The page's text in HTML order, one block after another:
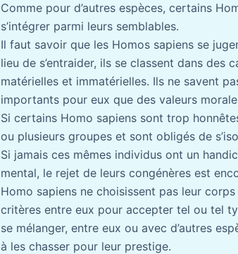
Comme pour d’autres espèces, certains
s’intégrer parmi leurs semblables.
Il faut savoir que les Homos sapiens se
lieu de s’entraider, ils se classent dans des
matérielles et immatérielles. Ils ne savent
importants pour eux que des valeurs
Si certains Homo sapiens sont trop
ou plusieurs groupes et sont obligés de
Si jamais ces mêmes individus ont un
mental, le rejet de leurs congénères est
Homo sapiens ne choisissent pas leur
critères entre eux pour accepter tel ou tel
se mélanger, entre eux ou avec d’autres
à les chasser pour leur prestige.